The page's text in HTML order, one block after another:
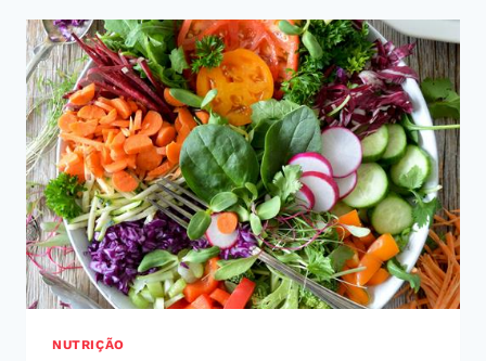
FORTES
E
DEFINIDOS
NUTRIÇÃO